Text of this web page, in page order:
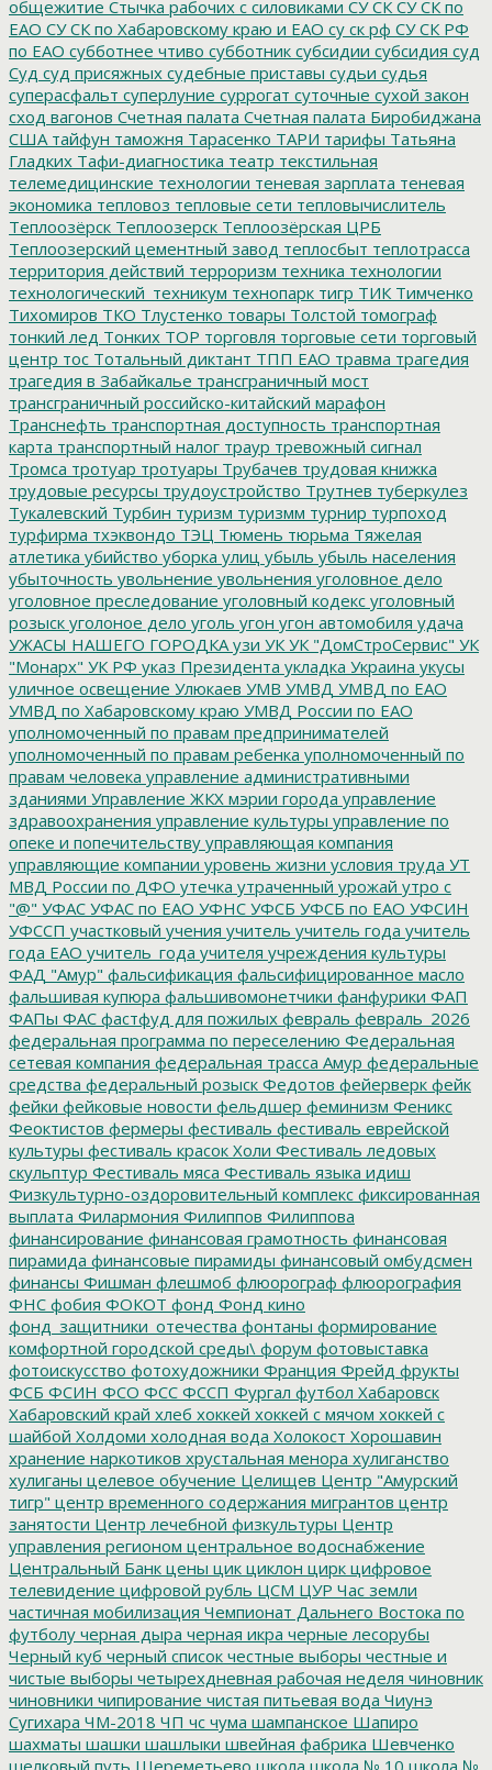
общежитие Стычка рабочих с силовиками СУ СК СУ СК по
ЕАО СУ СК по Хабаровскому краю и ЕАО су ск рф СУ СК РФ
по ЕАО субботнее чтиво субботник субсидии субсидия суд
Суд суд присяжных судебные приставы судьи судья
суперасфальт суперлуние суррогат суточные сухой закон
сход вагонов Счетная палата Счетная палата Биробиджана
США тайфун таможня Тарасенко ТАРИ тарифы Татьяна
Гладких Тафи-диагностика театр текстильная
телемедицинские технологии теневая зарплата теневая
экономика тепловоз тепловые сети тепловычислитель
Теплоозёрск Теплоозерск Теплоозёрская ЦРБ
Теплоозерский цементный завод теплосбыт теплотрасса
территория действий терроризм техника технологии
технологический_техникум технопарк тигр ТИК Тимченко
Тихомиров ТКО Тлустенко товары Толстой томограф
тонкий лед Тонких ТОР торговля торговые сети торговый
центр тос Тотальный диктант ТПП ЕАО травма трагедия
трагедия в Забайкалье трансграничный мост
трансграничный российско-китайский марафон
Транснефть транспортная доступность транспортная
карта транспортный налог траур тревожный сигнал
Тромса тротуар тротуары Трубачев трудовая книжка
трудовые ресурсы трудоустройство Трутнев туберкулез
Тукалевский Турбин туризм туризмм турнир турпоход
турфирма тхэквондо ТЭЦ Тюмень тюрьма Тяжелая
атлетика убийство уборка улиц убыль убыль населения
убыточность увольнение увольнения уголовное дело
уголовное преследование уголовный кодекс уголовный
розыск уголоное дело уголь угон угон автомобиля удача
УЖАСЫ НАШЕГО ГОРОДКА узи УК УК "ДомСтроСервис" УК
"Монарх" УК РФ указ Президента укладка Украина укусы
уличное освещение Улюкаев УМВ УМВД УМВД по ЕАО
УМВД по Хабаровскому краю УМВД России по ЕАО
уполномоченный по правам предпринимателей
уполномоченный по правам ребенка уполномоченный по
правам человека управление административными
зданиями Управление ЖКХ мэрии города управление
здравоохранения управление культуры управление по
опеке и попечительству управляющая компания
управляющие компании уровень жизни условия труда УТ
МВД России по ДФО утечка утраченный урожай утро с
"@" УФАС УФАС по ЕАО УФНС УФСБ УФСБ по ЕАО УФСИН
УФССП участковый учения учитель учитель года учитель
года ЕАО учитель_года учителя учреждения культуры
ФАД "Амур" фальсификация фальсифицированное масло
фальшивая купюра фальшивомонетчики фанфурики ФАП
ФАПы ФАС фастфуд для пожилых февраль февраль_2026
федеральная программа по переселению Федеральная
сетевая компания федеральная трасса Амур федеральные
средства федеральный розыск Федотов фейерверк фейк
фейки фейковые новости фельдшер феминизм Феникс
Феоктистов фермеры фестиваль фестиваль еврейской
культуры фестиваль красок Холи Фестиваль ледовых
скульптур Фестиваль мяса Фестиваль языка идиш
Физкультурно-оздоровительный комплекс фиксированная
выплата Филармония Филиппов Филиппова
финансирование финансовая грамотность финансовая
пирамида финансовые пирамиды финансовый омбудсмен
финансы Фишман флешмоб флюорограф флюорография
ФНС фобия ФОКОТ фонд Фонд кино
фонд_защитники_отечества фонтаны формирование
комфортной городской среды\ форум фотовыставка
фотоискусство фотохудожники Франция Фрейд фрукты
ФСБ ФСИН ФСО ФСС ФССП Фургал футбол Хабаровск
Хабаровский край хлеб хоккей хоккей с мячом хоккей с
шайбой Холдоми холодная вода Холокост Хорошавин
хранение наркотиков хрустальная менора хулиганство
хулиганы целевое обучение Целищев Центр "Амурский
тигр" центр временного содержания мигрантов центр
занятости Центр лечебной физкультуры Центр
управления регионом центральное водоснабжение
Центральный Банк цены цик циклон цирк цифровое
телевидение цифровой рубль ЦСМ ЦУР Час земли
частичная мобилизация Чемпионат Дальнего Востока по
футболу черная дыра черная икра черные лесорубы
Черный куб черный список честные выборы честные и
чистые выборы четырехдневная рабочая неделя чиновник
чиновники чипирование чистая питьевая вода Чиунэ
Сугихара ЧМ-2018 ЧП чс чума шампанское Шапиро
шахматы шашки шашлыки швейная фабрика Шевченко
шелковый путь Шереметьево школа школа № 10 школа №